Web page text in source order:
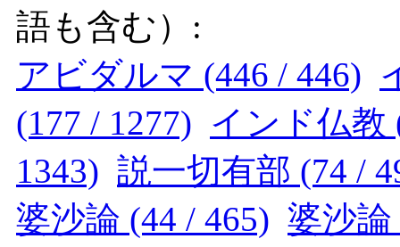
語も含む）:
アビダルマ (446 / 446)
(177 / 1277) インド仏教
1343) 説一切有部 (74 /
婆沙論 (44 / 465) 婆沙論